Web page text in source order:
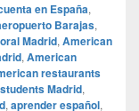
en España,
Barajas,
Madrid, American
, American
restaurants
Madrid,
, aprender español,